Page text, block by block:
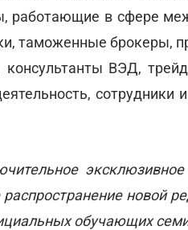
в сфере
таможенные брокеры,
ВЭД,
сотрудники
новой
обучающих